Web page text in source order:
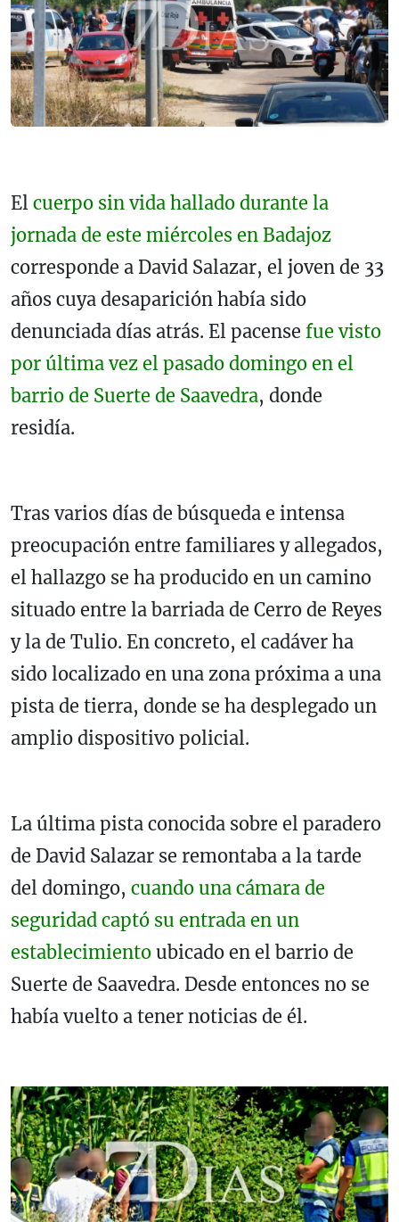
El cuerpo sin vida hallado durante la
jornada de este miércoles en Badajoz
corresponde a David Salazar, el joven de 33
años cuya desaparición había sido
denunciada días atrás. El pacense fue visto
por última vez el pasado domingo en el
barrio de Suerte de Saavedra, donde
residía.
Tras varios días de búsqueda e intensa
preocupación entre familiares y allegados,
el hallazgo se ha producido en un camino
situado entre la barriada de Cerro de Reyes
y la de Tulio. En concreto, el cadáver ha
sido localizado en una zona próxima a una
pista de tierra, donde se ha desplegado un
amplio dispositivo policial.
La última pista conocida sobre el paradero
de David Salazar se remontaba a la tarde
del domingo, cuando una cámara de
seguridad captó su entrada en un
establecimiento ubicado en el barrio de
Suerte de Saavedra. Desde entonces no se
había vuelto a tener noticias de él.